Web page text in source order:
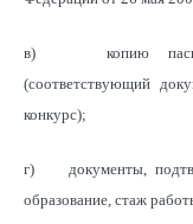
в) копию
(соответствующий
конкурс);
г) документы,
образование, стаж